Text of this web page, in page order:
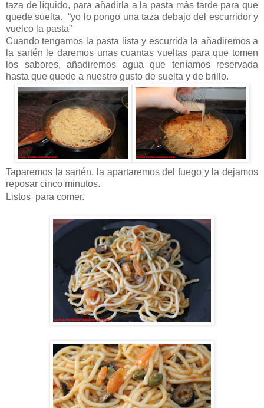
taza de líquido, para añadirla a la pasta más tarde para que
quede suelta. “yo lo pongo una taza debajo del escurridor y
vuelco la pasta”
Cuando tengamos la pasta lista y escurrida la añadiremos a
la sartén le daremos unas cuantas vueltas para que tomen
los sabores, añadiremos agua que teníamos reservada
hasta que quede a nuestro gusto de suelta y de brillo.
Taparemos la sartén, la apartaremos del fuego y la dejamos
reposar cinco minutos.
Listos para comer.